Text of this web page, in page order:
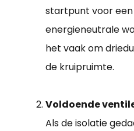
startpunt voor een
energieneutrale
het vaak om
de kruipruimte.
Voldoende
Als de isolatie